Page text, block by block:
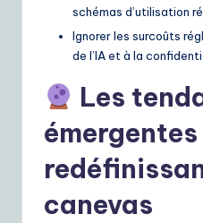
schémas d’utilisation
Ignorer les surcoûts
de l’IA et à la
Les
émergentes
canevas